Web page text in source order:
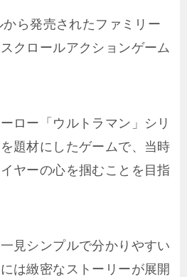
ら発売されたファミリー
クロールアクションゲーム
ロー「ウルトラマン」シリ
題材にしたゲームで、当時
ヤーの心を掴むことを目指
見シンプルで分かりやすい
は緻密なストーリーが展開